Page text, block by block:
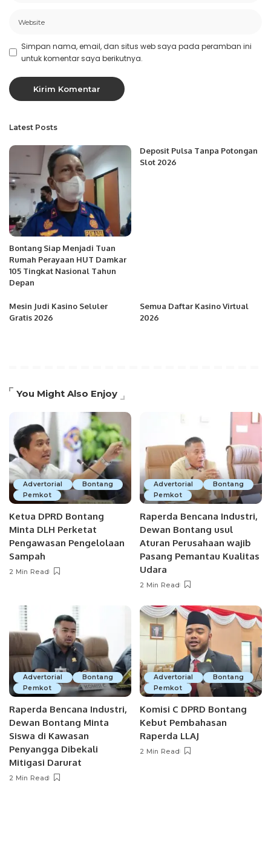
Simpan nama, email, dan situs web saya pada peramban ini
untuk komentar saya berikutnya.
Latest Posts
Bontang Siap Menjadi Tuan
Rumah Perayaan HUT Damkar
105 Tingkat Nasional Tahun
Depan
Deposit Pulsa Tanpa Potongan
Slot 2026
Mesin Judi Kasino Seluler
Gratis 2026
Semua Daftar Kasino Virtual
2026
You Might Also Enjoy
Advertorial
Bontang
Pemkot
Ketua DPRD Bontang
Minta DLH Perketat
Pengawasan Pengelolaan
Sampah
2 Min Read
Advertorial
Bontang
Pemkot
Raperda Bencana Industri,
Dewan Bontang usul
Aturan Perusahaan wajib
Pasang Pemantau Kualitas
Udara
2 Min Read
Advertorial
Bontang
Pemkot
Raperda Bencana Industri,
Dewan Bontang Minta
Siswa di Kawasan
Penyangga Dibekali
Mitigasi Darurat
2 Min Read
Advertorial
Bontang
Pemkot
Komisi C DPRD Bontang
Kebut Pembahasan
Raperda LLAJ
2 Min Read